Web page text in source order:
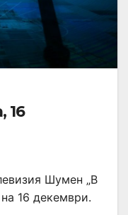
16
Шумен „В
16 декември.